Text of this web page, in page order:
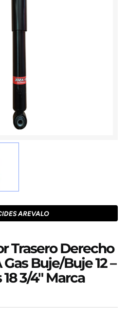
AREVALO
Trasero Derecho
Buje/Buje 12 –
3/4″ Marca